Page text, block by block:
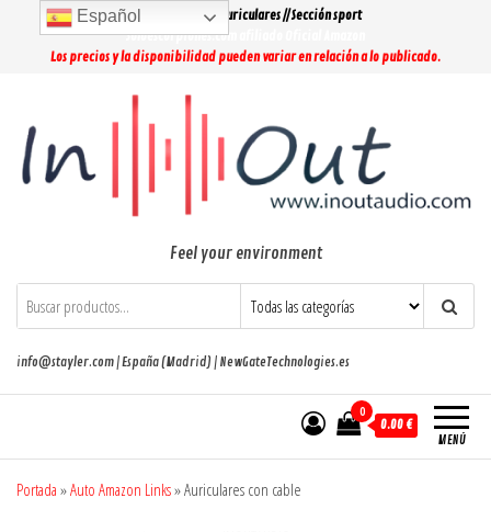
contenido
Lo más buscado: Auriculares // Sección sport
Soloescorpiones.com afiliado Oficial Amazon
Los precios y la disponibilidad pueden variar en relación a lo publicado.
Feel your environment
info@stayler.com | España (Madrid) | NewGateTechnologies.es
MENÚ
0
0.00 €
Portada »Auto Amazon Links»Auriculares con cable
Español